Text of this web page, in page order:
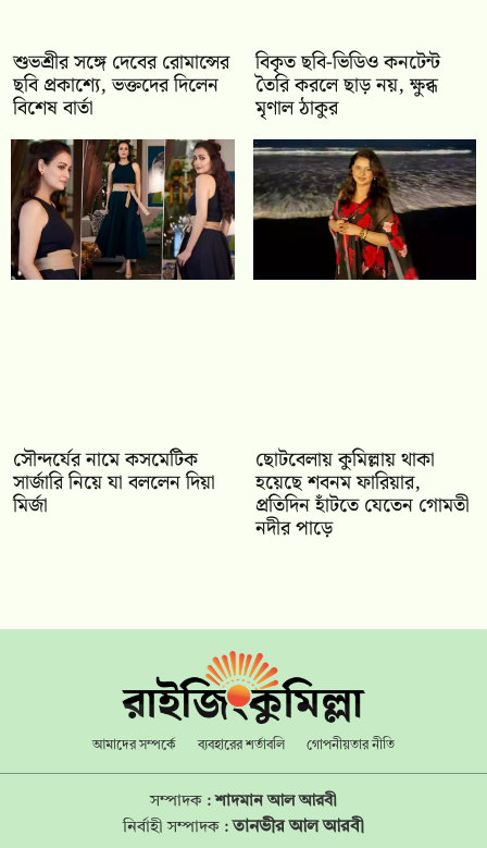
শুভশ্রীর সঙ্গে দেবের রোমান্সের
ছবি প্রকাশ্যে, ভক্তদের দিলেন
বিশেষ বার্তা
বিকৃত ছবি-ভিডিও কনটেন্ট
তৈরি করলে ছাড় নয়, ক্ষুব্ধ
মৃণাল ঠাকুর
সৌন্দর্যের নামে কসমেটিক
সার্জারি নিয়ে যা বললেন দিয়া
মির্জা
ছোটবেলায় কুমিল্লায় থাকা
হয়েছে শবনম ফারিয়ার,
প্রতিদিন হাঁটতে যেতেন গোমতী
নদীর পাড়ে
আমাদের সম্পর্কে ব্যবহারের শর্তাবলি গোপনীয়তার নীতি
সম্পাদক :শাদমান আল আরবী
নির্বাহী সম্পাদক : তানভীর আল আরবী